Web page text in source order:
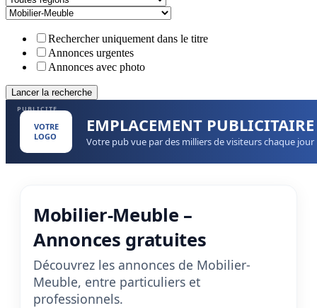
Rechercher uniquement dans le titre
Annonces urgentes
Annonces avec photo
PUBLICITE
VOTRE
LOGO
EMPLACEMENT PUBLICITAIRE
Votre pub vue par des milliers de visiteurs chaque jour
Mobilier-Meuble –
Annonces gratuites
Découvrez les annonces de Mobilier-
Meuble, entre particuliers et
professionnels.